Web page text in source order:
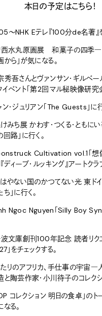
本日の予定はこちら！
〜NHK Eテレ『100分de名著』
西水丸原画展 和菓子の四季―
から」が気になる。
秀吾さんとヴァンサン・ギルベー
イベント「第2回マル秘映像研究会
ン・ジュリアン「The Guests」に行
けみち展 かわす・つくる・ともに
回路」に行く。
Cultivation vol.1「想
ディープ・ルッキング』アートクラ
はやない国のかつてない光 東ド
ち」に行く。
Ngoc Nguyen「Silly Boy
波文庫創刊100年記念 読者リク
」をチェックする。
たりのアフリカ、手仕事の宇宙―
と陶芸作家・小川待子のコレクシ
コレクション 明日の食卓」のト
る。